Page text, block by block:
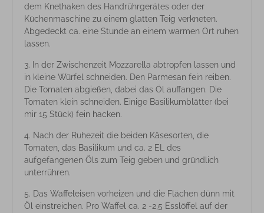
dem Knethaken des Handrührgerätes oder der
Küchenmaschine zu einem glatten Teig verkneten.
Abgedeckt ca. eine Stunde an einem warmen Ort ruhen
lassen.
In der Zwischenzeit Mozzarella abtropfen lassen und
in kleine Würfel schneiden. Den Parmesan fein reiben.
Die Tomaten abgießen, dabei das Öl auffangen. Die
Tomaten klein schneiden. Einige Basilikumblätter (bei
mir 15 Stück) fein hacken.
Nach der Ruhezeit die beiden Käsesorten, die
Tomaten, das Basilikum und ca. 2 EL des
aufgefangenen Öls zum Teig geben und gründlich
unterrühren.
Das Waffeleisen vorheizen und die Flächen dünn mit
Öl einstreichen. Pro Waffel ca. 2 -2,5 Esslöffel auf der